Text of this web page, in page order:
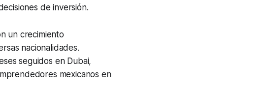
de inversión.
un crecimiento
nacionalidades.
seguidos en Dubai,
mexicanos en